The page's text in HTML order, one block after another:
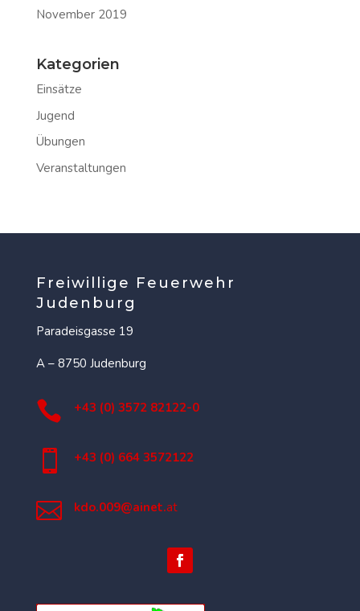
November 2019
Kategorien
Einsätze
Jugend
Übungen
Veranstaltungen
Freiwillige Feuerwehr
Judenburg
Paradeisgasse 19
A – 8750 Judenburg
 +43 (0) 3572 82122-0
 +43 (0) 664 3572122
 kdo.009@ainet.at